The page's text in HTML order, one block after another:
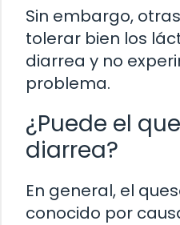
Sin embargo,
tolerar bien los
diarrea y no
problema.
¿Puede el
diarrea?
En general, el
conocido por